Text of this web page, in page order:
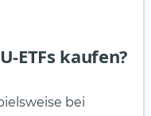
ETFs kaufen?
bei